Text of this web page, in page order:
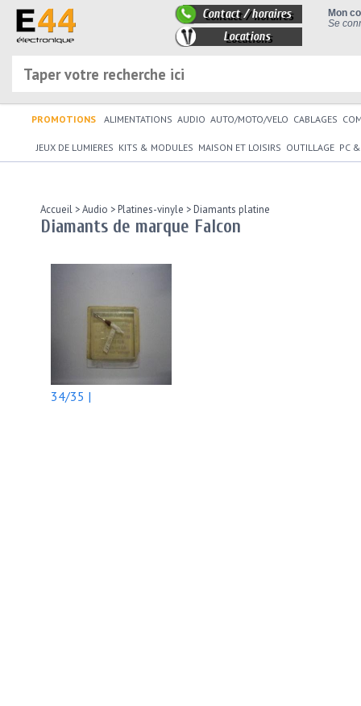
Mon
Se
Contact / horaires
Locations
PROMOTIONS ALIMENTATIONS AUDIO AUTO/MOTO/VELO CABLAGES
JEUX DE LUMIERES KITS & MODULES MAISON ET LOISIRS OUTILLAGE PC
Accueil >Audio >Platines-vinyle >Diamants platine
Diamants de marque Falcon
34/35 |